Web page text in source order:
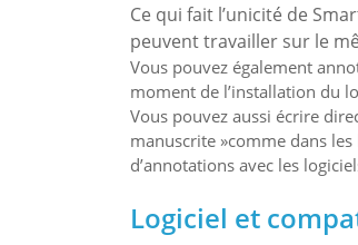
Ce qui fait l’unicité de
peuvent travailler sur le
Vous pouvez également
moment de l’installation du
Vous pouvez aussi écrire
manuscrite »comme dans les
d’annotations avec les
Logiciel et